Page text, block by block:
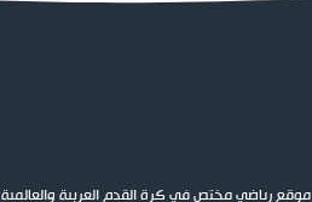
موقع رياضي مختص في كرة القدم العربية والعالمية